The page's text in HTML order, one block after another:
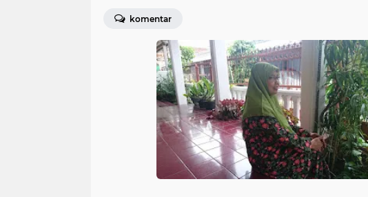
komentar